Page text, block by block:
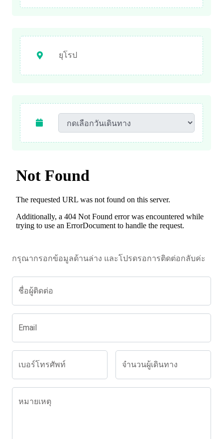
ยุโรป
กรุณากรอกข้อมูลด้านล่าง และโปรดรอการติดต่อกลับค่ะ
ชื่อผู้ติดต่อ
Email
เบอร์โทรศัพท์ จำนวนผู้เดินทาง
หมายเหตุ